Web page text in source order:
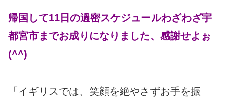
帰国して11日の過密スケジュールわざわざ宇
都宮市までお成りになりました、感謝せよぉ
(^^)
「イギリスでは、笑顔を絶やさずお手を振